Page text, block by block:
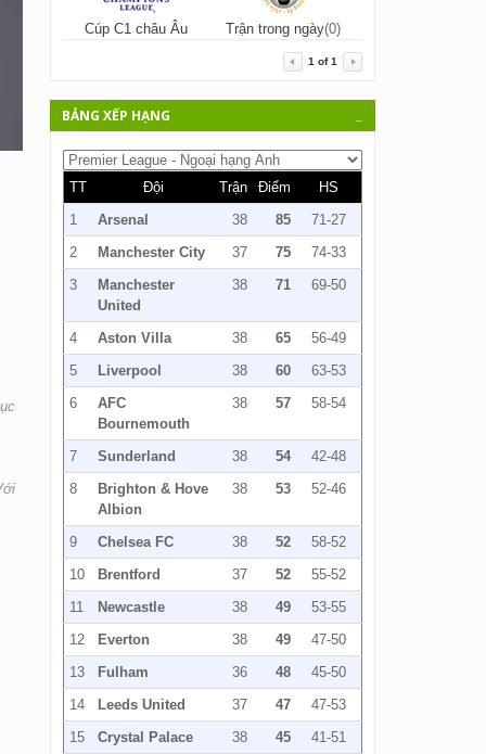
Cúp C1 châu Âu Trận trong ngày(0)
1 of1
BẢNG XẾP HẠNG
TT Đội Trận Điểm
HS
1
Arsenal 38 85
71-27
2
Manchester City 37 75
74-33
3
Manchester
United
38 71 69-50
4 Aston Villa 38 65
56-49
5
Liverpool 38 60
63-53
6
AFC
Bournemouth
38 57 58-54
7 Sunderland 38 54
42-48
8
Brighton & Hove
Albion
38 53 52-46
9 Chelsea FC 38 52
58-52
10
Brentford 37 52
55-52
11
Newcastle 38 49
53-55
12
Everton 38 49
47-50
13
Fulham 36 48
45-50
14
Leeds United 37 47
47-53
15
Crystal Palace 38 45
41-51